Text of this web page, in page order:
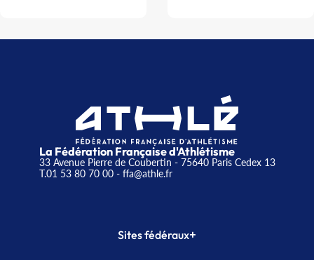
La Fédération Française d'Athlétisme
33 Avenue Pierre de Coubertin - 75640 Paris Cedex 13
T.01 53 80 70 00- ffa@athle.fr
Sites fédéraux+